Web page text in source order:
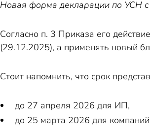
Новая форма декларации по УСН с
Согласно п. 3 Приказа его
(29.12.2025), а применять новый
Стоит напомнить, что срок
до 27 апреля 2026 для ИП,
до 25 марта 2026 для